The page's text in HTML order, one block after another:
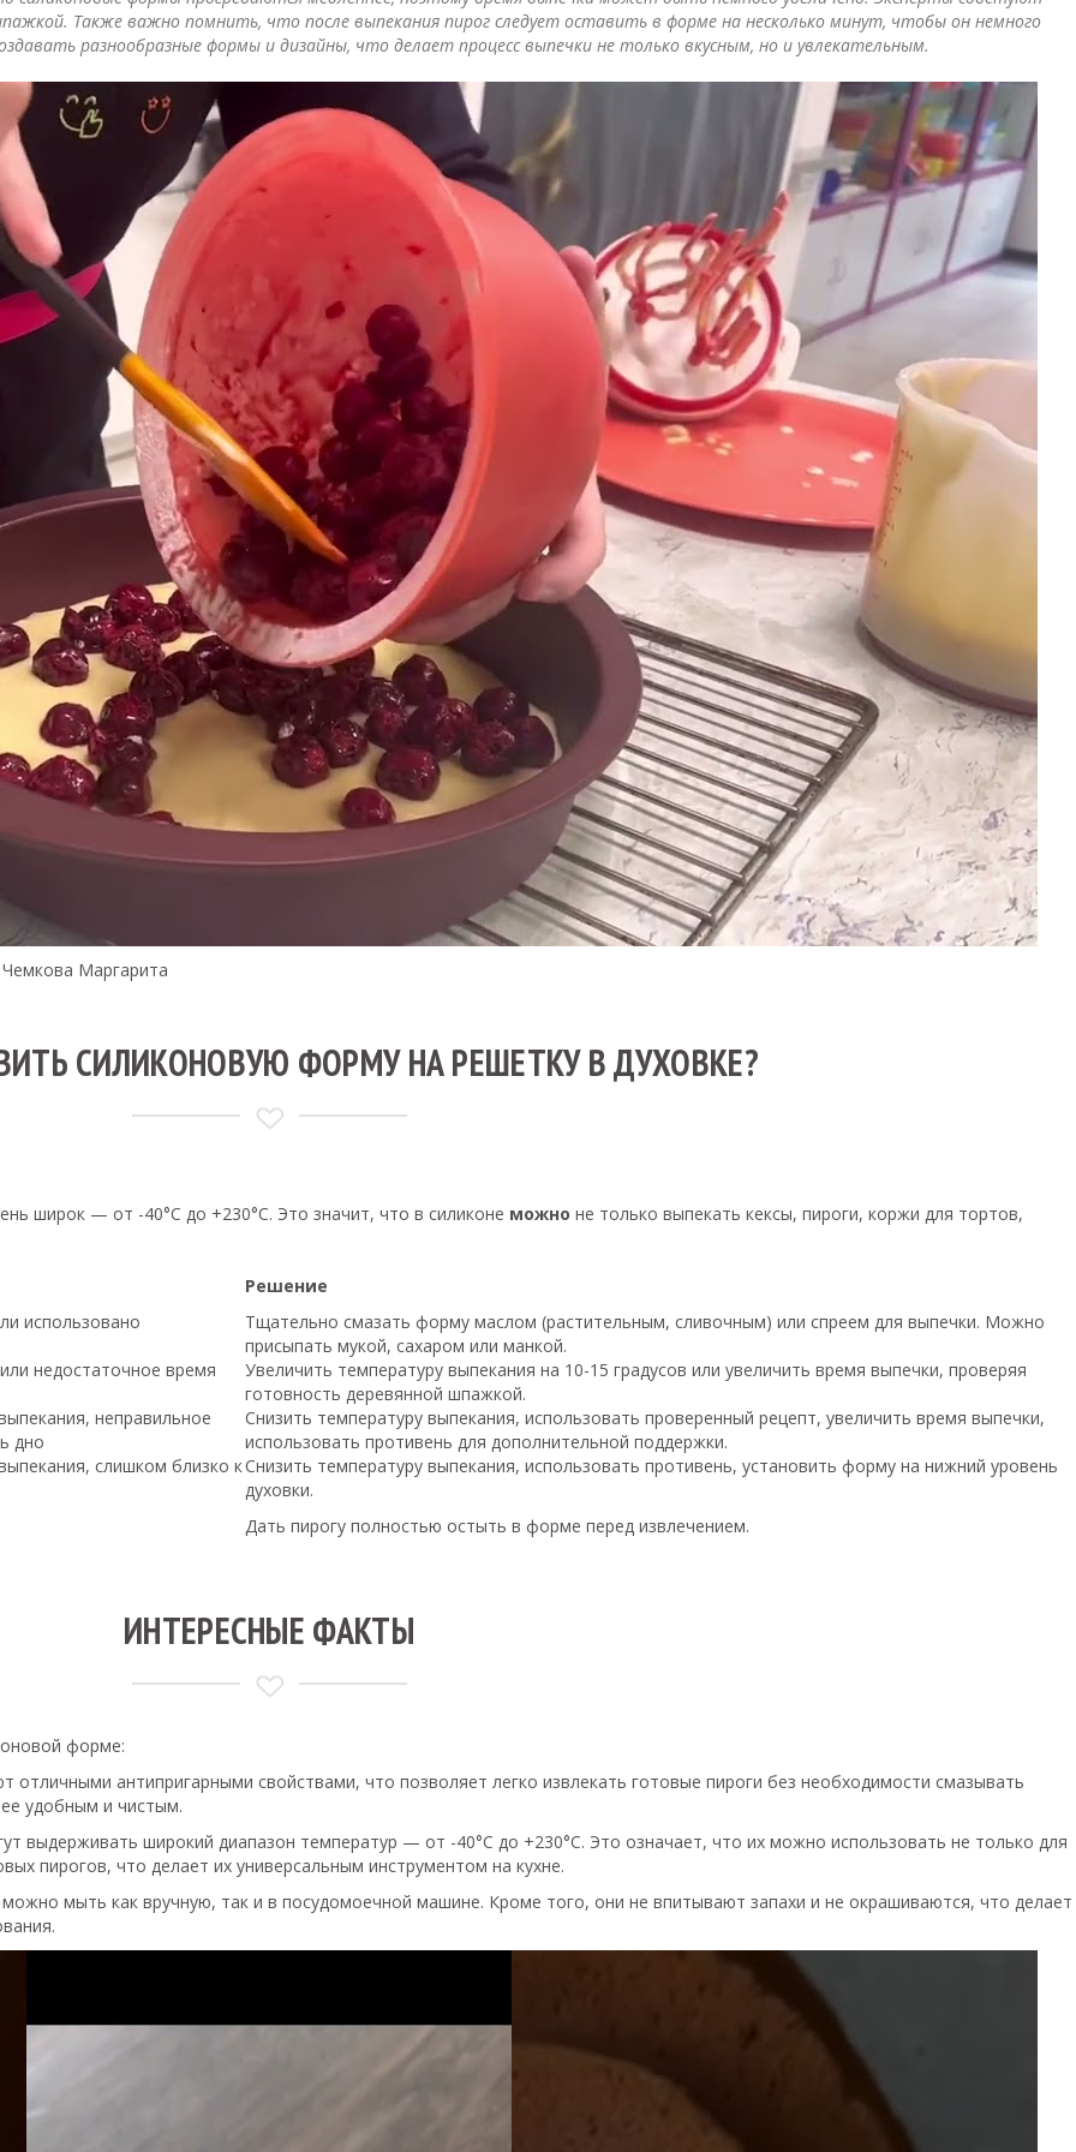
Также важно помнить, что после выпекания пирог следует оставить в форме на несколько минут, чтобы он немного
разнообразные формы и дизайны, что делает процесс выпечки не только вкусным, но и увлекательным.
Маргарита
СИЛИКОНОВУЮ ФОРМУ НА РЕШЕТКУ В ДУХОВКЕ?
широк — от -40°С до +230°С. Это значит, что в силиконе можно не только выпекать кексы, пироги, коржи для тортов,
Решение
использовано
Тщательно смазать форму маслом (растительным, сливочным) или спреем для выпечки. Можно
присыпать мукой, сахаром или манкой.
недостаточное время
Увеличить температуру выпекания на 10-15 градусов или увеличить время выпечки, проверяя
готовность деревянной шпажкой.
неправильное
дно
Снизить температуру выпекания, использовать проверенный рецепт, увеличить время выпечки,
использовать противень для дополнительной поддержки.
слишком близко кСнизить температуру выпекания, использовать противень, установить форму на нижний уровень
духовки.
Дать пирогу полностью остыть в форме перед извлечением.
ИНТЕРЕСНЫЕ ФАКТЫ
форме:
антипригарными свойствами, что позволяет легко извлекать готовые пироги без необходимости смазывать
удобным и чистым.
выдерживать широкий диапазон температур — от -40°C до +230°C. Это означает, что их можно использовать не только для
пирогов, что делает их универсальным инструментом на кухне.
мыть как вручную, так и в посудомоечной машине. Кроме того, они не впитывают запахи и не окрашиваются, что делает